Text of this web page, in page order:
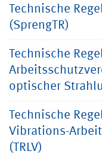
Technische
(SprengTR)
Technische
optischer
Technische
Vibrations-
(TRLV)